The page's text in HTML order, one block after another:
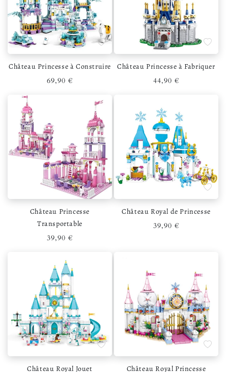
Ajouter à la liste de souhaits
Château Princesse à Construire
Prix habituel
69,90 €
Ajouter
Château Princesse à Fabriquer
Prix habituel
44,90 €
Ajouter à la liste de souhaits
Château Princesse
Transportable
Prix habituel
39,90 €
Ajouter
Château Royal de Princesse
Prix habituel
39,90 €
Ajouter à la liste de souhaits
Château Royal Jouet
Ajouter
Château Royal Princesse